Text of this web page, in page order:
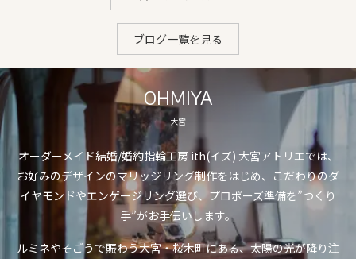
ブログ一覧を見る
OHMIYA
大宮
オーダーメイド結婚/婚約指輪工房 ith(イズ) 大宮アトリエでは、
お好みのデザインのマリッジリング制作をはじめ、こだわりのダ
イヤモンドやエンゲージリング選び、プロポーズ準備を”つくり
手”がお手伝いします。
ルミネやそごうで賑わう大宮・桜木町にある、太陽の光が降り注